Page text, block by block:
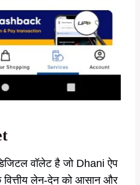
वॉलेट है जो Dhani ऐप
लेन-देन को आसान और